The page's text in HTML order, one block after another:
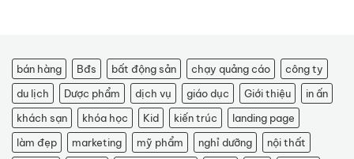
bán hàng Bđs bất động sản chạy quảng cáo
công ty
du lịch
Dược phẩm dịch vụ giáo dục Giới thiệu
in ấn
khách sạn
khóa học Kid kiến trúc
landing page
làm đẹp
marketing mỹ phẩm nghỉ dưỡng
nội thất